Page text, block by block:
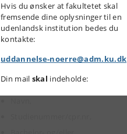
Hvis du ønsker at fakultetet skal
fremsende dine oplysninger til en
udenlandsk institution bedes du
kontakte:
uddannelse-noerre@adm.ku.dk
Din mail skal indeholde: